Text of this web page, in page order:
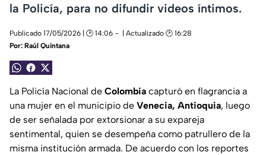
la Policía, para no difundir videos íntimos.
Publicado 17/05/2026 | 🕑 14:06
| Actualizado 🕑 16:28
Por: Raúl Quintana
La Policía Nacional de Colombia capturó en flagrancia a
una mujer en el municipio de Venecia, Antioquia, luego
de ser señalada por extorsionar a su expareja
sentimental, quien se desempeña como patrullero de la
misma institución armada. De acuerdo con los reportes